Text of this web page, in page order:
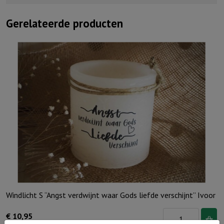
Gerelateerde producten
Windlicht S “Angst verdwijnt waar Gods liefde verschijnt” Ivoor
€ 10,95
Windlicht